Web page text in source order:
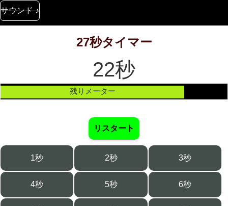
サウンド ♪
27秒タイマー
22秒
残りメーター
リスタート
1秒 2秒 3秒
4秒 5秒 6秒